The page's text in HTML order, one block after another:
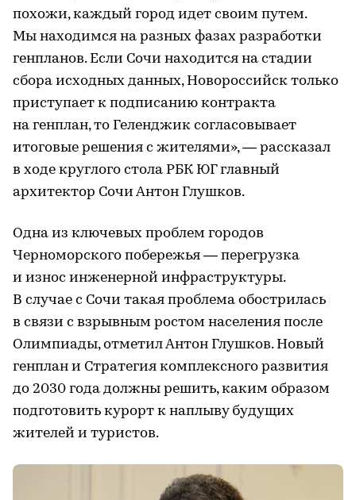
похожи, каждый город идет своим путем.
Мы находимся на разных фазах разработки
генпланов. Если Сочи находится на стадии
сбора исходных данных, Новороссийск только
приступает к подписанию контракта
на генплан, то Геленджик согласовывает
итоговые решения с жителями», — рассказал
в ходе круглого стола РБК ЮГ главный
архитектор Сочи Антон Глушков.
Одна из ключевых проблем городов
Черноморского побережья — перегрузка
и износ инженерной инфраструктуры.
В случае с Сочи такая проблема обострилась
в связи с взрывным ростом населения после
Олимпиады, отметил Антон Глушков. Новый
генплан и Стратегия комплексного развития
до 2030 года должны решить, каким образом
подготовить курорт к наплыву будущих
жителей и туристов.